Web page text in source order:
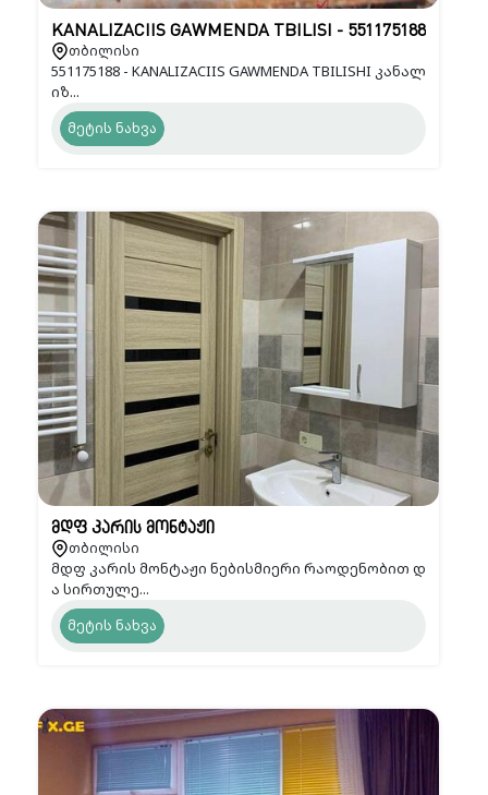
KANALIZACIIS GAWMENDA TBILISI - 551175188
თბილისი
551175188 - KANALIZACIIS GAWMENDA TBILISHI კანალ
იზ...
მეტის ნახვა
მდფ კარის მონტაჟი
თბილისი
მდფ კარის მონტაჟი ნებისმიერი რაოდენობით დ
ა სირთულე...
მეტის ნახვა